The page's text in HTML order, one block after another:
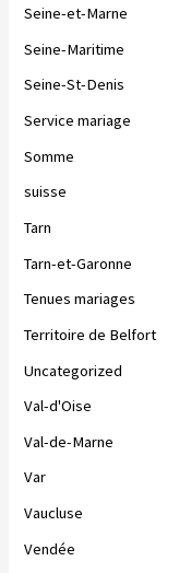
Seine-et-Marne
Seine-Maritime
Seine-St-Denis
Service mariage
Somme
suisse
Tarn
Tarn-et-Garonne
Tenues mariages
Territoire de Belfort
Uncategorized
Val-d'Oise
Val-de-Marne
Var
Vaucluse
Vendée